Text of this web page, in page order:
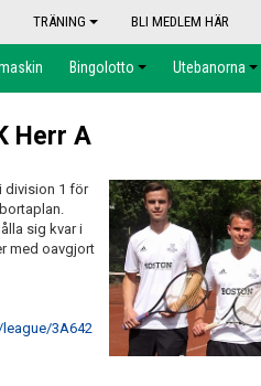
TRÄNING BLI MEDLEM HÄR
Bingolotto Utebanorna
Herr A
division 1 för
sig kvar i
med oavgjort
3A642